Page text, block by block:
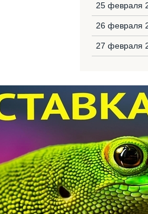
25 февраля
26 февраля
27 февраля